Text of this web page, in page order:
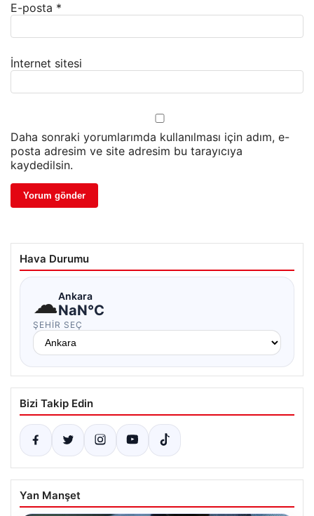
E-posta *
İnternet sitesi
Daha sonraki yorumlarımda kullanılması için adım, e-
posta adresim ve site adresim bu tarayıcıya
kaydedilsin.
Hava Durumu
☁Ankara
NaN°C
ŞEHIR SEÇ
Bizi Takip Edin
Yan Manşet